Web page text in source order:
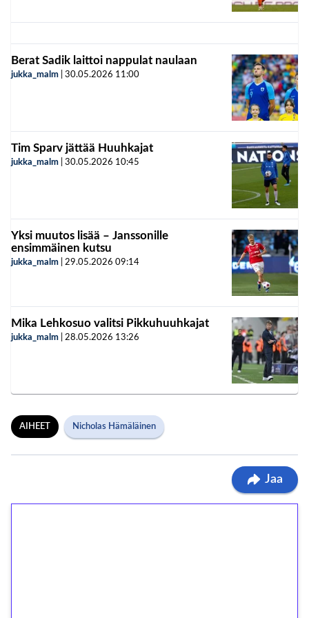
Berat Sadik laittoi nappulat naulaan
jukka_malm 30.05.2026 11:00
Tim Sparv jättää Huuhkajat
jukka_malm 30.05.2026 10:45
Yksi muutos lisää – Janssonille
ensimmäinen kutsu
jukka_malm 29.05.2026 09:14
Mika Lehkosuo valitsi Pikkuhuuhkajat
jukka_malm 28.05.2026 13:26
AIHEET Nicholas Hämäläinen
Jaa